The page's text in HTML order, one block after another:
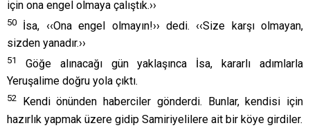
için ona engel olmaya çalıştık.››
50
İsa, ‹‹Ona engel olmayın!›› dedi. ‹‹Size karşı olmayan,
sizden yanadır.››
51
Göğe alınacağı gün yaklaşınca İsa, kararlı adımlarla
Yeruşalime doğru yola çıktı.
52
Kendi önünden haberciler gönderdi. Bunlar, kendisi için
hazırlık yapmak üzere gidip Samiriyelilere ait bir köye girdiler.